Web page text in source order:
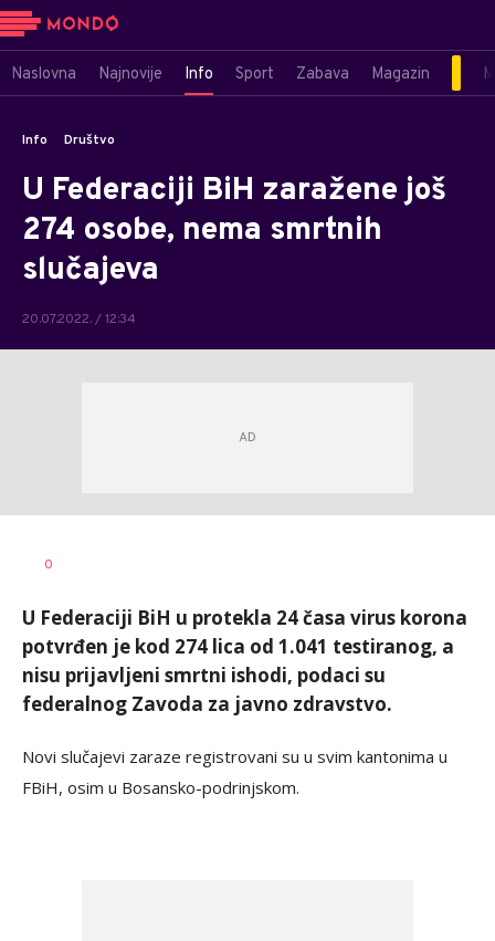
Naslovna Najnovije Info Sport Zabava Magazin
Info Društvo
U Federaciji BiH zaražene još
274 osobe, nema smrtnih
slučajeva
20.07.2022. / 12:34
AUTOR
0
U Federaciji BiH u protekla 24 časa virus korona
potvrđen je kod 274 lica od 1.041 testiranog, a
nisu prijavljeni smrtni ishodi, podaci su
federalnog Zavoda za javno zdravstvo.
Novi slučajevi zaraze registrovani su u svim kantonima u
FBiH, osim u Bosansko-podrinjskom.